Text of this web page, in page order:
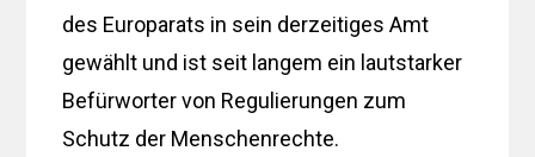
des Europarats in sein derzeitiges Amt
gewählt und ist seit langem ein lautstarker
Befürworter von Regulierungen zum
Schutz der Menschenrechte.